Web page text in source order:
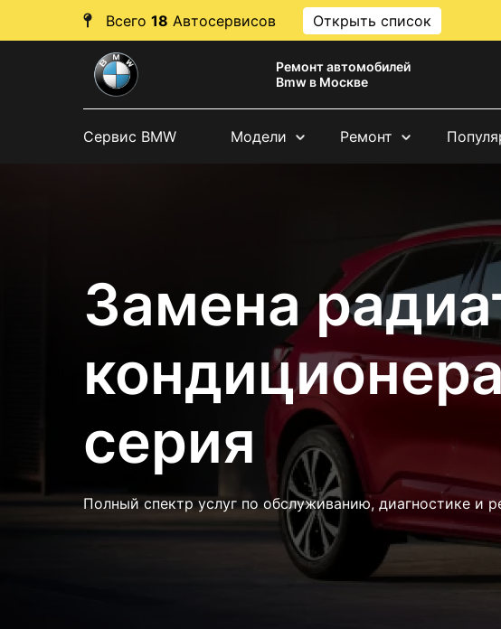
Всего 18 Автосервисов Открыть список
Ремонт автомобилей
Bmw в Москве
Сервис BMW Модели Ремонт
Замена
серия
Полный спектр услуг по обслуживанию, диагностике и